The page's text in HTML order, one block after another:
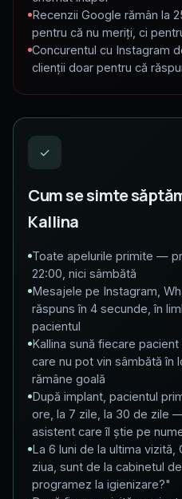
Recenzii Google rămân la
pentru că nu meriți, ci
Concurentul cu Instagram
clienții doar pentru că
✓
Cum se simte
Kallina
Toate apelurile primite —
22:00, nici sâmbătă
Mesajele pe Instagram,
răspuns în 4 secunde, în
pacientul
Kallina sună fiecare
care nu pot vin sâmbătă în
rămâne goală
După implant, pacientul
ore, la 7 zile, la 30 de zile
asistent care îl știe pe
La 6 luni de la ultima vizită,
ziua, sunt de la cabinetul
programez la igienizare?"